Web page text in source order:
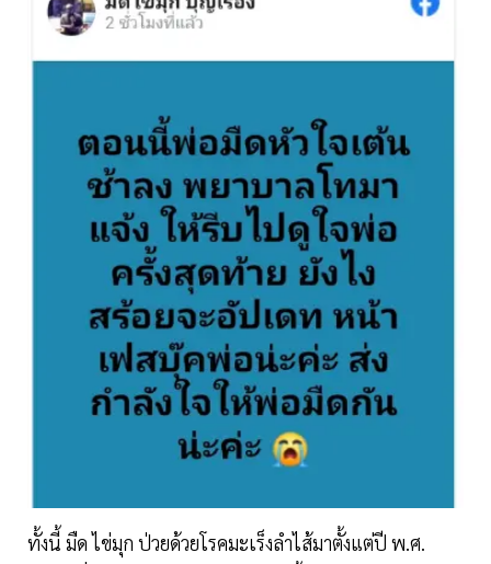
ทั้งนี้ มืด ไข่มุก ป่วยด้วยโรคมะเร็งลำไส้มาตั้งแต่ปี พ.ศ.